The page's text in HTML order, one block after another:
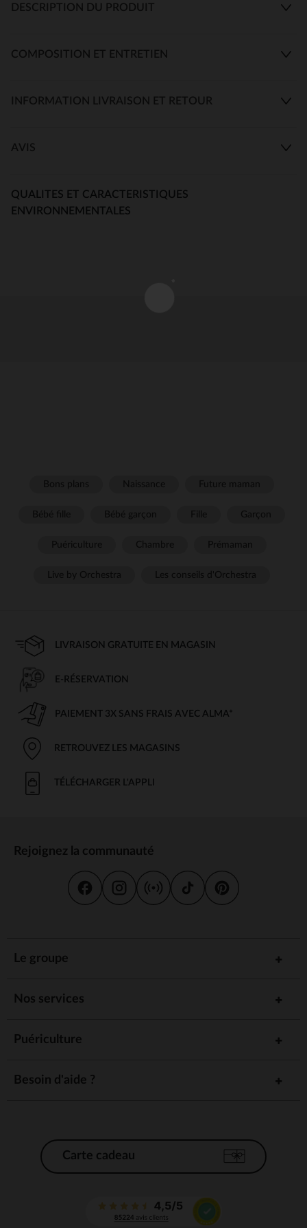
DESCRIPTION DU PRODUIT
COMPOSITION ET ENTRETIEN
INFORMATION LIVRAISON ET RETOUR
AVIS
QUALITES ET CARACTERISTIQUES
ENVIRONNEMENTALES
LIVRAISON GRATUITE EN MAGASIN
E-RÉSERVATION
PAIEMENT 3X SANS FRAIS AVEC ALMA*
RETROUVEZ LES MAGASINS
TÉLÉCHARGER L'APPLI
Rejoignez la communauté
Le groupe
Nos services
Puériculture
Besoin d'aide ?
Carte cadeau